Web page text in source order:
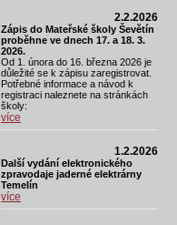
2.2.2026
Zápis do Mateřské školy Ševětín
proběhne ve dnech 17. a 18. 3.
2026.
Od 1. února do 16. března 2026 je
důležité se k zápisu zaregistrovat.
Potřebné informace a návod k
registraci naleznete na stránkách
školy:
více
1.2.2026
Další vydání elektronického
zpravodaje jaderné elektrárny
Temelín
více